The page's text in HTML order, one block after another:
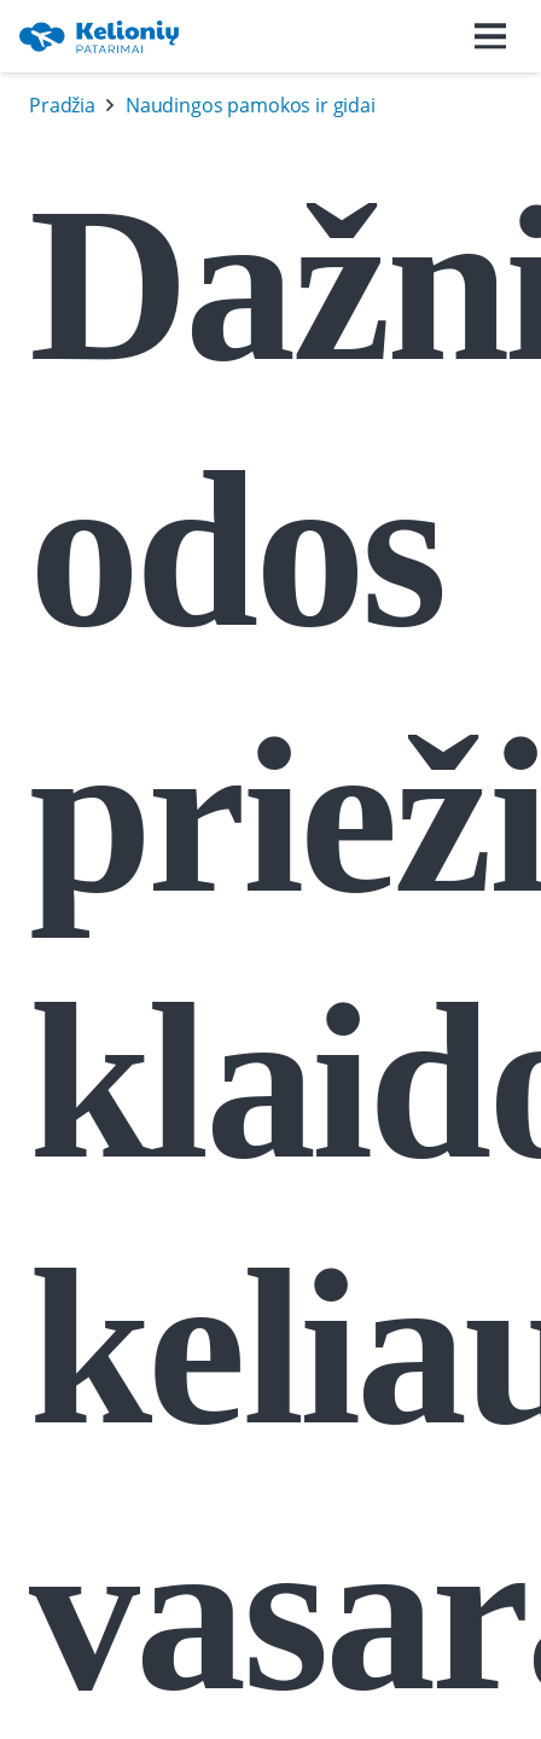
Pradžia Naudingos pamokos ir gidai
odos